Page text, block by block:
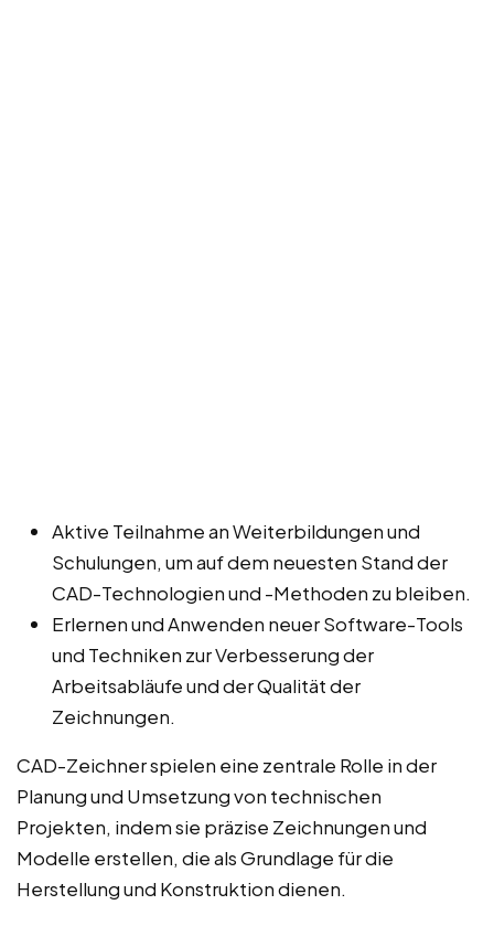
Aktive Teilnahme an Weiterbildungen und
Schulungen, um auf dem neuesten Stand der
CAD-Technologien und -Methoden zu bleiben.
Erlernen und Anwenden neuer Software-Tools
und Techniken zur Verbesserung der
Arbeitsabläufe und der Qualität der
Zeichnungen.
CAD-Zeichner spielen eine zentrale Rolle in der
Planung und Umsetzung von technischen
Projekten, indem sie präzise Zeichnungen und
Modelle erstellen, die als Grundlage für die
Herstellung und Konstruktion dienen.